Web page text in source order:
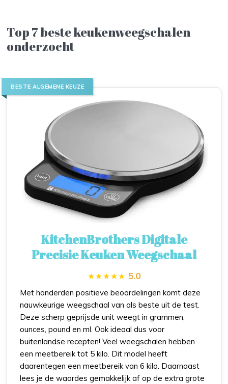
Top 7 beste keukenweegschalen
onderzocht
BESTE ALGEMENE KEUZE
KitchenBrothers Digitale
Precisie Keuken Weegschaal
5.0
Met honderden positieve beoordelingen komt deze
nauwkeurige weegschaal van als beste uit de test.
Deze scherp geprijsde unit weegt in grammen,
ounces, pound en ml. Ook ideaal dus voor
buitenlandse recepten! Veel weegschalen hebben
een meetbereik tot 5 kilo. Dit model heeft
daarentegen een meetbereik van 6 kilo. Daarnaast
lees je de waardes gemakkelijk af op de extra grote